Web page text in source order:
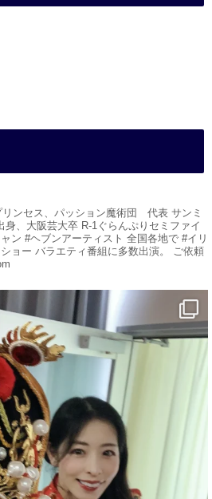
X
パッションプリンセス【公式】
· 5 8月
ました
@YouTube
様を言い合う
おねがいします
リンセス、パッション魔術団 代表 サンミ
身、大阪芸大卒 R-1ぐらんぷりセミファイ
ン #ヘブンアーティスト 全国各地で #イリ
ョー バラエティ番組に多数出演。 ご依頼